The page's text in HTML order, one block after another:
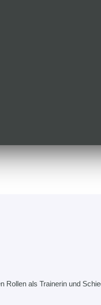
als Trainerin und